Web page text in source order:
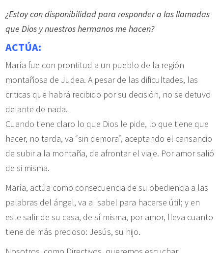
¿Estoy con disponibilidad para responder a las llamadas
que Dios y nuestros hermanos me hacen?
ACTÚA:
María fue con prontitud a un pueblo de la región
montañosa de Judea. A pesar de las dificultades, las
criticas que habrá recibido por su decisión, no se detuvo
delante de nada.
Cuando tiene claro lo que Dios le pide, lo que tiene que
hacer, no tarda, va “sin demora”, aceptando el cansancio
de subir a la montaña, de afrontar el viaje. Por amor salió
de si misma.
María, actúa como consecuencia de su obediencia a las
palabras del ángel, va a Isabel para hacerse útil; y en
este salir de su casa, de sí misma, por amor, lleva cuanto
tiene de más precioso: Jesús, su hijo.